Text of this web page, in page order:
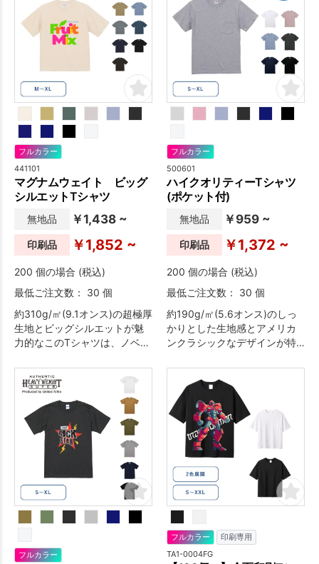
フルカラー
441101
マグナムウェイト ビッグ
シルエットTシャツ
無地品 ￥1,438 ~
印刷品 ￥1,852 ~
200 個の場合 (税込)
最低ご注文数： 30 個
約310g/㎡(9.1オンス)の超極厚
生地とビッグシルエットが魅
力的なこのTシャツは、ノベル
た作りで安心。
フルカラー
500601
ハイクオリティーTシャツ
(ポケット付)
無地品 ￥959 ~
印刷品 ￥1,372 ~
200 個の場合 (税込)
最低ご注文数： 30 個
約190g/㎡(5.6オンス)のしっ
かりとした生地感とアメリカ
ンクラシックなデザインが特
です。
フルカラー
フルカラー 印刷専用
TA1-0004FG